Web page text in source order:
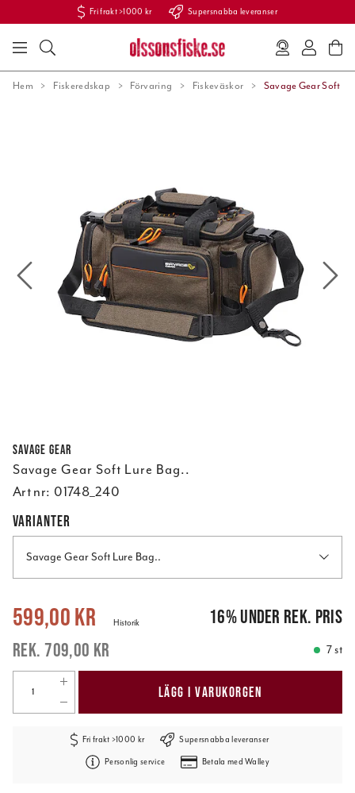
Fri frakt >1000 kr Supersnabba leveranser
Hem Fiskeredskap Förvaring Fiskeväskor Savage Gear Soft
Savage Gear
Savage Gear Soft Lure Bag..
Art nr: 01748_240
VARIANTER
Savage Gear Soft Lure Bag..
Nuvarande pris:599,00 kr 709,00 kr
599,00 kr
709,00 kr
Historik 16%under rek. pris
7 st
LÄGG I VARUKORGEN
Fri frakt >1000 kr Supersnabba leveranser
Personlig service Betala med Walley